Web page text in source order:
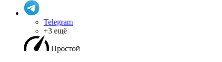
Telegram
+3 ещё
Простой